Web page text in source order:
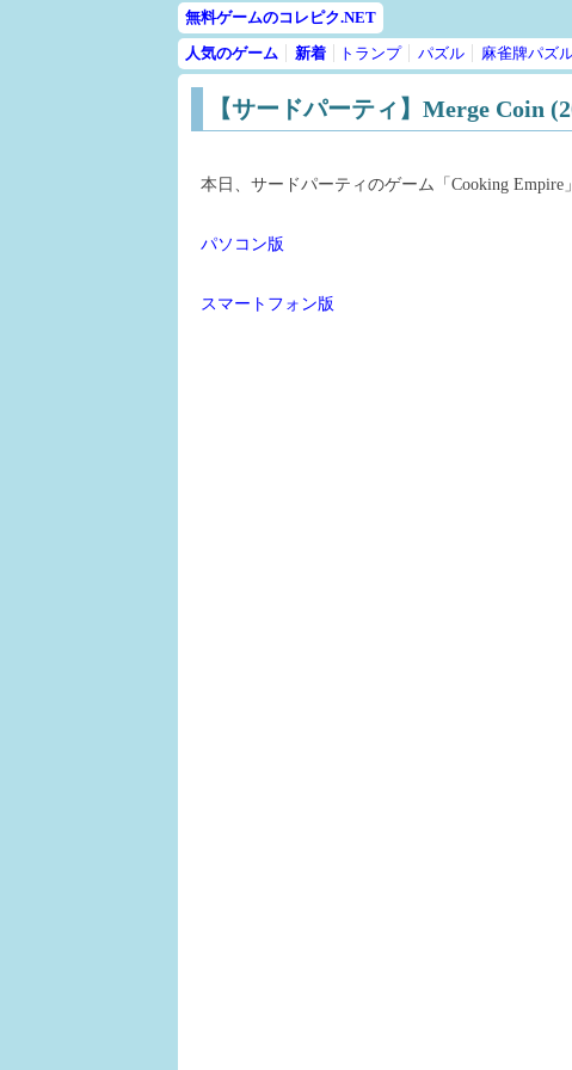
無料ゲームのコレピク.NET
人気のゲーム
新着 トランプ パズル 麻雀牌パズ
【サードパーティ】Merge Coin
本日、サードパーティのゲーム「Cooking Empire
パソコン版
スマートフォン版